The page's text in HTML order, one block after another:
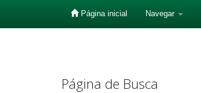
Página inicial Navegar
Página de Busca